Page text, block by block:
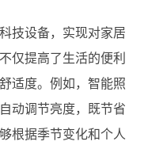
技设备，实现对家居
仅提高了生活的便利
适度。例如，智能照
动调节亮度，既节省
根据季节变化和个人